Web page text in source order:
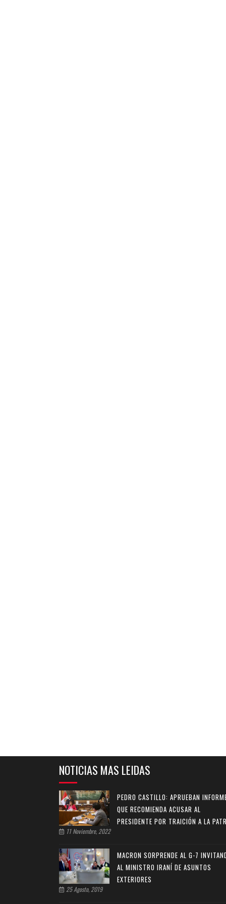
NOTICIAS MAS LEIDAS
PEDRO CASTILLO: APRUEBAN
QUE RECOMIENDA ACUSAR AL
PRESIDENTE POR TRAICIÓN A LA
11 Noviembre, 2022
MACRON SORPRENDE AL G-7
AL MINISTRO IRANÍ DE ASUNTOS
EXTERIORES
25 Agosto, 2019